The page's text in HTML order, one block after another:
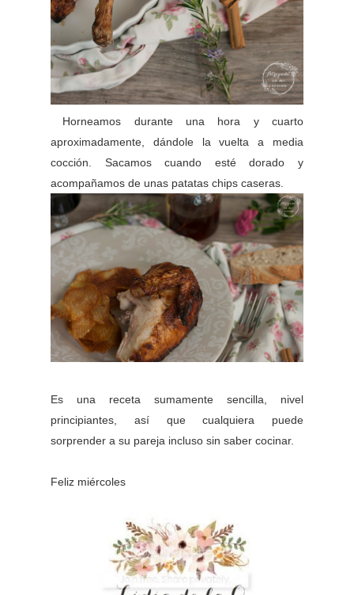
Horneamos durante una hora y cuarto
aproximadamente, dándole la vuelta a media
cocción. Sacamos cuando esté dorado y
acompañamos de unas patatas chips caseras.
Es una receta sumamente sencilla, nivel
principiantes, así que cualquiera puede
sorprender a su pareja incluso sin saber cocinar.
Feliz miércoles